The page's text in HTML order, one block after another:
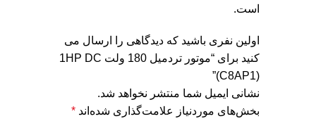
است.
اولین نفری باشید که دیدگاهی را ارسال می
کنید برای “موتور تردمیل 180 ولت 1HP DC
(C8AP1)”
نشانی ایمیل شما منتشر نخواهد شد.
بخش‌های موردنیاز علامت‌گذاری شده‌اند *